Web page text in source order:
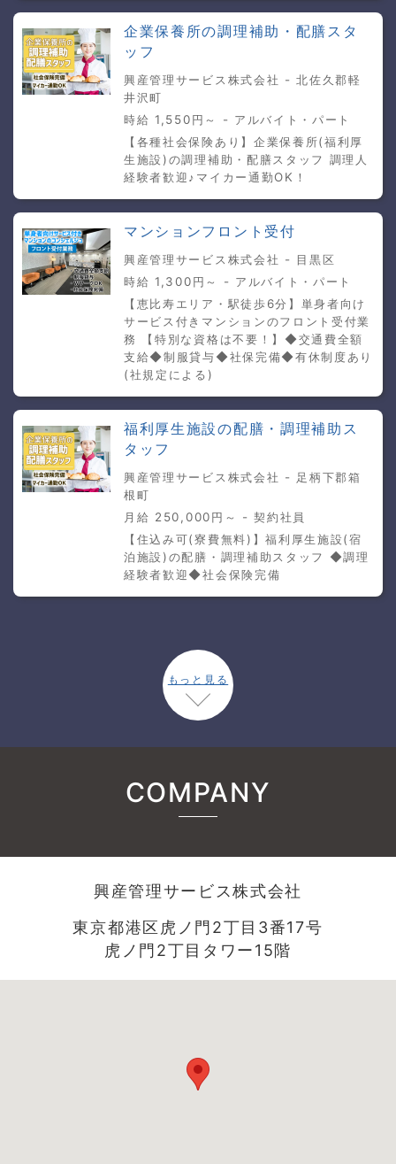
企業保養所の調理補助・配膳スタ
ッフ
興産管理サービス株式会社 - 北佐久郡軽
井沢町
時給 1,550円～ - アルバイト・パート
【各種社会保険あり】企業保養所(福利厚
生施設)の調理補助・配膳スタッフ 調理人
経験者歓迎♪マイカー通勤OK！
マンションフロント受付
興産管理サービス株式会社 - 目黒区
時給 1,300円～ - アルバイト・パート
【恵比寿エリア・駅徒歩6分】単身者向け
サービス付きマンションのフロント受付業
務 【特別な資格は不要！】◆交通費全額
支給◆制服貸与◆社保完備◆有休制度あり
(社規定による)
福利厚生施設の配膳・調理補助ス
タッフ
興産管理サービス株式会社 - 足柄下郡箱
根町
月給 250,000円～ - 契約社員
【住込み可(寮費無料)】福利厚生施設(宿
泊施設)の配膳・調理補助スタッフ ◆調理
経験者歓迎◆社会保険完備
もっと見る
COMPANY
興産管理サービス株式会社
東京都港区虎ノ門2丁目3番17号
虎ノ門2丁目タワー15階